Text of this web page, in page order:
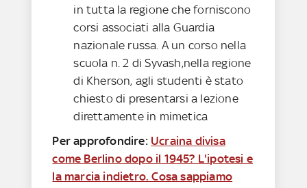
in tutta la regione che forniscono
corsi associati alla Guardia
nazionale russa. A un corso nella
scuola n. 2 di Syvash,nella regione
di Kherson, agli studenti è stato
chiesto di presentarsi a lezione
direttamente in mimetica
Per approfondire: Ucraina divisa
come Berlino dopo il 1945? L'ipotesi e
la marcia indietro. Cosa sappiamo